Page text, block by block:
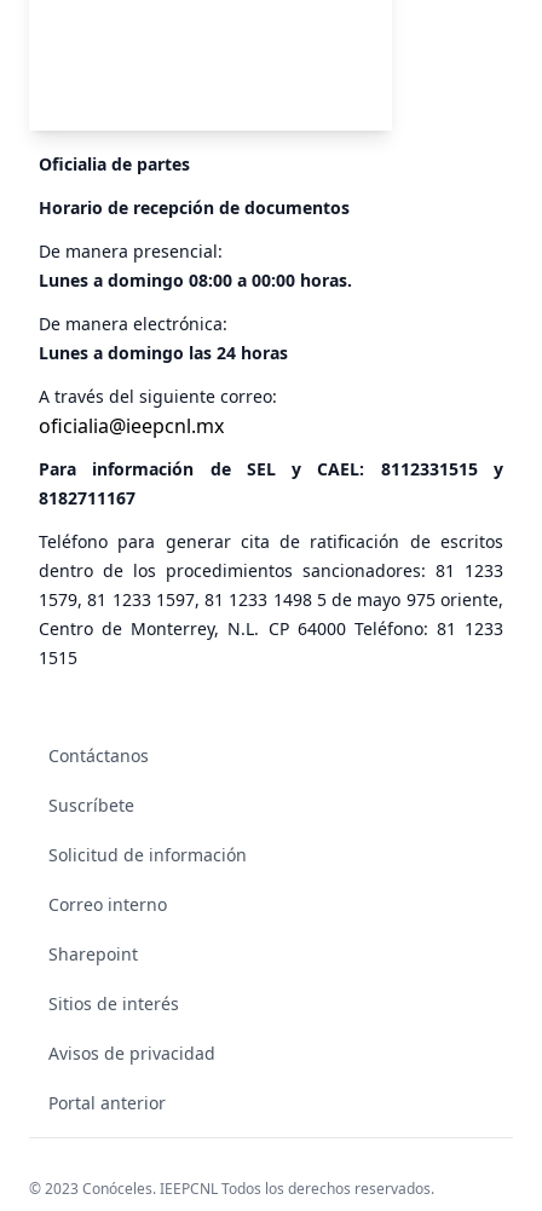
Oficialia de partes
Horario de recepción de documentos
De manera presencial:
Lunes a domingo 08:00 a 00:00 horas.
De manera electrónica:
Lunes a domingo las 24 horas
A través del siguiente correo:
oficialia@ieepcnl.mx
Para información de SEL y CAEL: 8112331515y
8182711167
Teléfono para generar cita de ratificación de escritos
dentro de los procedimientos sancionadores: 81 1233
1579, 81 1233 1597, 81 1233 1498 5 de mayo 975 oriente,
Centro de Monterrey, N.L. CP 64000 Teléfono: 81 1233
1515
Contáctanos
Suscríbete
Solicitud de información
Correo interno
Sharepoint
Sitios de interés
Avisos de privacidad
Portal anterior
© 2023 Conóceles. IEEPCNL Todos los derechos reservados.